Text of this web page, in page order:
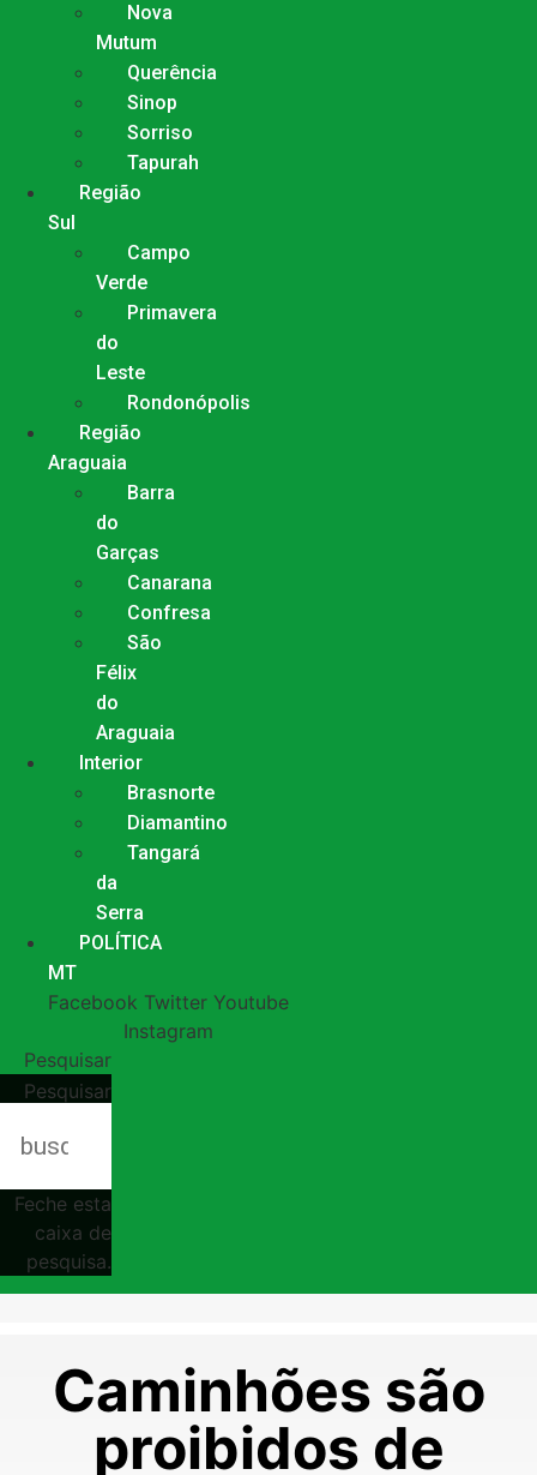
Nova
Mutum
Querência
Sinop
Sorriso
Tapurah
Região
Sul
Campo
Verde
Primavera
do
Leste
Rondonópolis
Região
Araguaia
Barra
do
Garças
Canarana
Confresa
São
Félix
do
Araguaia
Interior
Brasnorte
Diamantino
Tangará
da
Serra
POLÍTICA
MT
Facebook Twitter Youtube
Instagram
Pesquisar
Pesquisar
Feche esta
caixa de
pesquisa.
Caminhões são
proibidos de